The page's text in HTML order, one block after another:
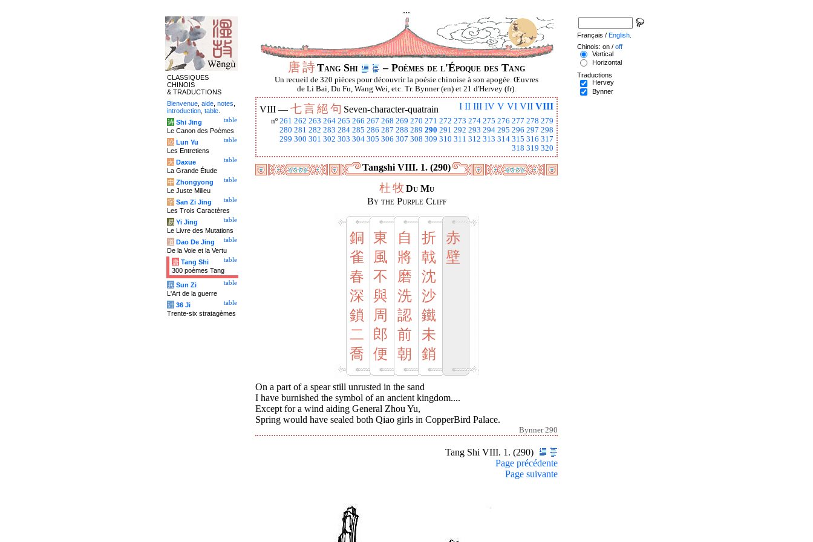
...
唐詩Tang Shi – Poèmes de l'Époque des Tang
Un recueil de 320 pièces pour découvrir la poésie chinoise à son apogée. Œuvres
de Li Bai, Du Fu, Wang Wei, etc. Tr. Bynner (en) et 21 d'Hervey (fr).
I II III IV V VI VII VIII
VIII — 七言絕句 Seven-character-quatrain
nº 261 262 263 264 265 266 267 268 269 270 271 272 273 274 275 276 277 278 279
280 281 282 283 284 285 286 287 288 289 290 291 292 293 294 295 296 297 298
299 300 301 302 303 304 305 306 307 308 309 310 311 312 313 314 315 316 317
318 319 320
Tangshi VIII. 1. (290)
杜牧 Du Mu
By the Purple Cliff
銅
雀
春
深
鎖
二
喬
東
風
不
與
周
郎
便
自
將
磨
洗
認
前
朝
折
戟
沈
沙
鐵
未
銷
赤
壁
On a part of a spear still unrusted in the sand
I have burnished the symbol of an ancient kingdom....
Except for a wind aiding General Zhou Yu,
Spring would have sealed both Qiao girls in CopperBird Palace.
Bynner 290
Tang Shi VIII. 1. (290)
Page précédente
Page suivante
CLASSIQUES
CHINOIS
& TRADUCTIONS
Bienvenue aide notes
introduction table
table
诗 Shi Jing
Le Canon des Poèmes
table
论 Lun Yu
Les Entretiens
table
大 Daxue
La Grande Étude
table
中 Zhongyong
Le Juste Milieu
table
字 San Zi Jing
Les Trois Caractères
table
易 Yi Jing
Le Livre des Mutations
table
道 Dao De Jing
De la Voie et la Vertu
table
唐 Tang Shi
300 poèmes Tang
table
兵 Sun Zi
L'Art de la guerre
table
计 36 Ji
Trente-six stratagèmes
Français / English
Chinois: on / off
Vertical
Horizontal
Traductions
Hervey
Bynner